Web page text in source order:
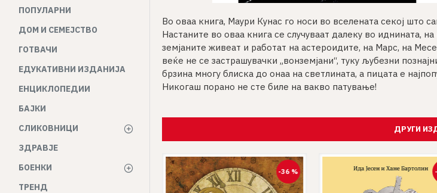
ПОПУЛАРНИ
ДОМ И СЕМЕЈСТВО
ГОТВАЧИ
ЕДУКАТИВНИ ИЗДАНИЈА
ЕНЦИКЛОПЕДИИ
БАЈКИ
СЛИКОВНИЦИ
ЗДРАВЈЕ
БОЕНКИ
ТРЕНД
Во оваа книга, Маури Кунас го носи во вселената секој што
Настаните во оваа книга се случуваат далеку во иднината,
земјаните живеат и работат на астероидите, на Марс, на
веќе не се застрашувачки „вонземјани“, туку љубезни
брзина многу блиска до онаа на светлината, а пицата е
Никогаш порано не сте биле на вакво патување!
ДРУГИ
-16 % -36 %